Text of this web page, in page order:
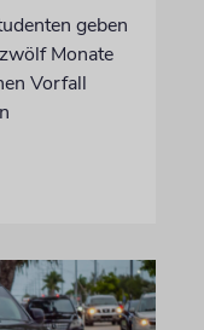
geben
Monate
Vorfall